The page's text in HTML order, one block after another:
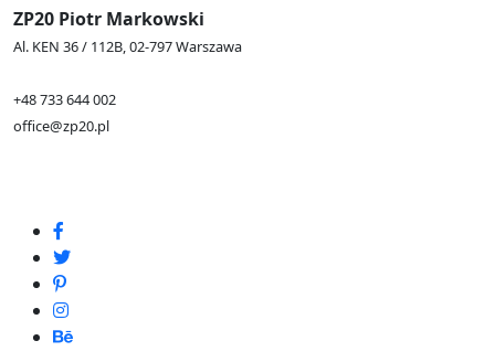
ZP20 Piotr Markowski
Al. KEN 36 / 112B, 02-797 Warszawa
+48 733 644 002
office@zp20.pl